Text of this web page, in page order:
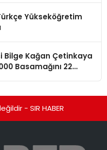
Yükseköğretim
Bilge Kağan Çetinkaya
Basamağını 22
- SIR HABER